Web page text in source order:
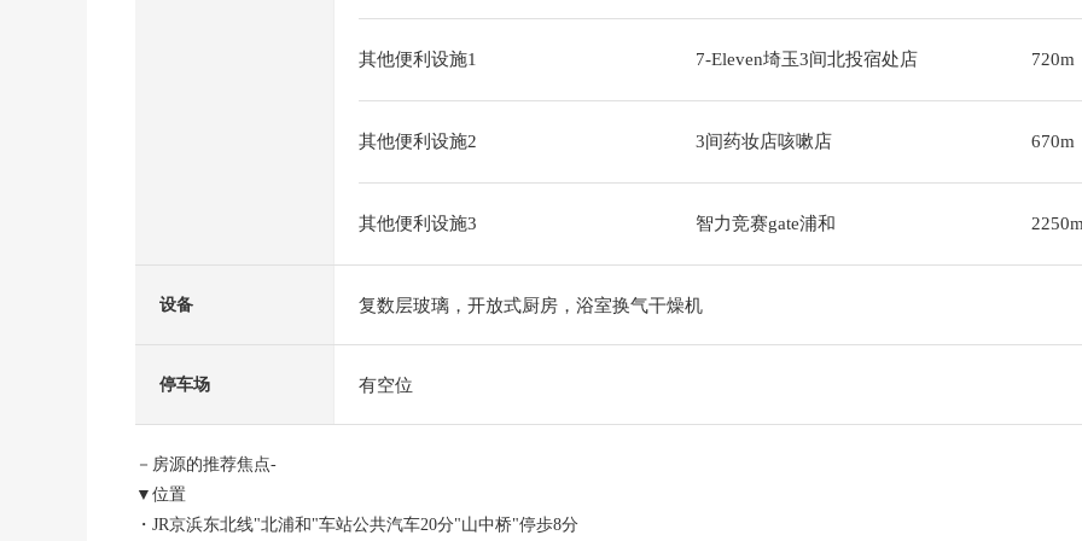
其他便利设施1 7-Eleven埼玉3间北投宿处店 720m
其他便利设施2 3间药妆店咳嗽店 670m
其他便利设施3 智力竞赛gate浦和
设备 复数层玻璃，开放式厨房，浴室换气干燥机
停车场 有空位
－房源的推荐焦点-
▼位置
・JR京浜东北线"北浦和"车站公共汽车20分"山中桥"停歩8分